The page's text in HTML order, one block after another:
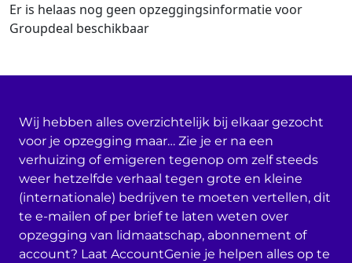
Er is helaas nog geen opzeggingsinformatie voor
Groupdeal beschikbaar
Wij hebben alles overzichtelijk bij elkaar gezocht
voor je opzegging maar… Zie je er na een
verhuizing of emigeren tegenop om zelf steeds
weer hetzelfde verhaal tegen grote en kleine
(internationale) bedrijven te moeten vertellen, dit
te e-mailen of per brief te laten weten over
opzegging van lidmaatschap, abonnement of
account? Laat AccountGenie je helpen alles op te